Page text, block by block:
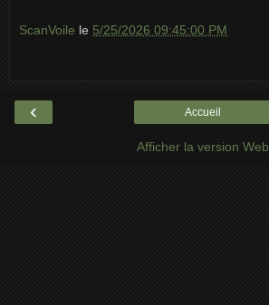
ScanVoile le 5/25/2026 09:45:00 PM
‹ Accueil
Afficher la version Web